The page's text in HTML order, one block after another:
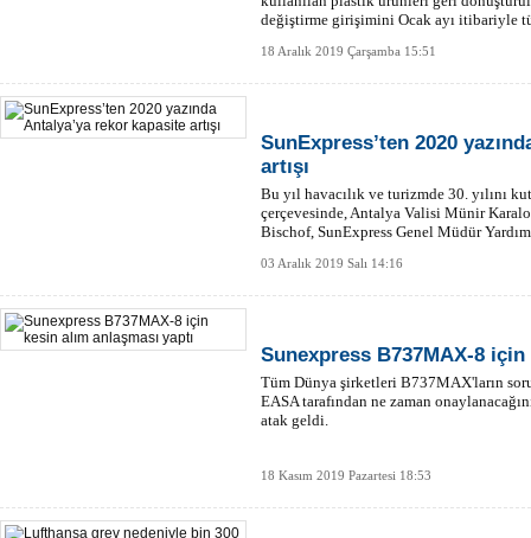
değiştirme girişimini Ocak ayı itibariyle
18 Aralık 2019 Çarşamba 15:51
SunExpress’ten 2020
artışı
Bu yıl havacılık ve turizmde 30. yılını
çerçevesinde, Antalya Valisi Münir
Bischof, SunExpress Genel Müdür
03 Aralık 2019 Salı 14:16
Sunexpress B737MAX-8 için
Tüm Dünya şirketleri B737MAX'ların
EASA tarafından ne zaman
atak geldi.
18 Kasım 2019 Pazartesi 18:53